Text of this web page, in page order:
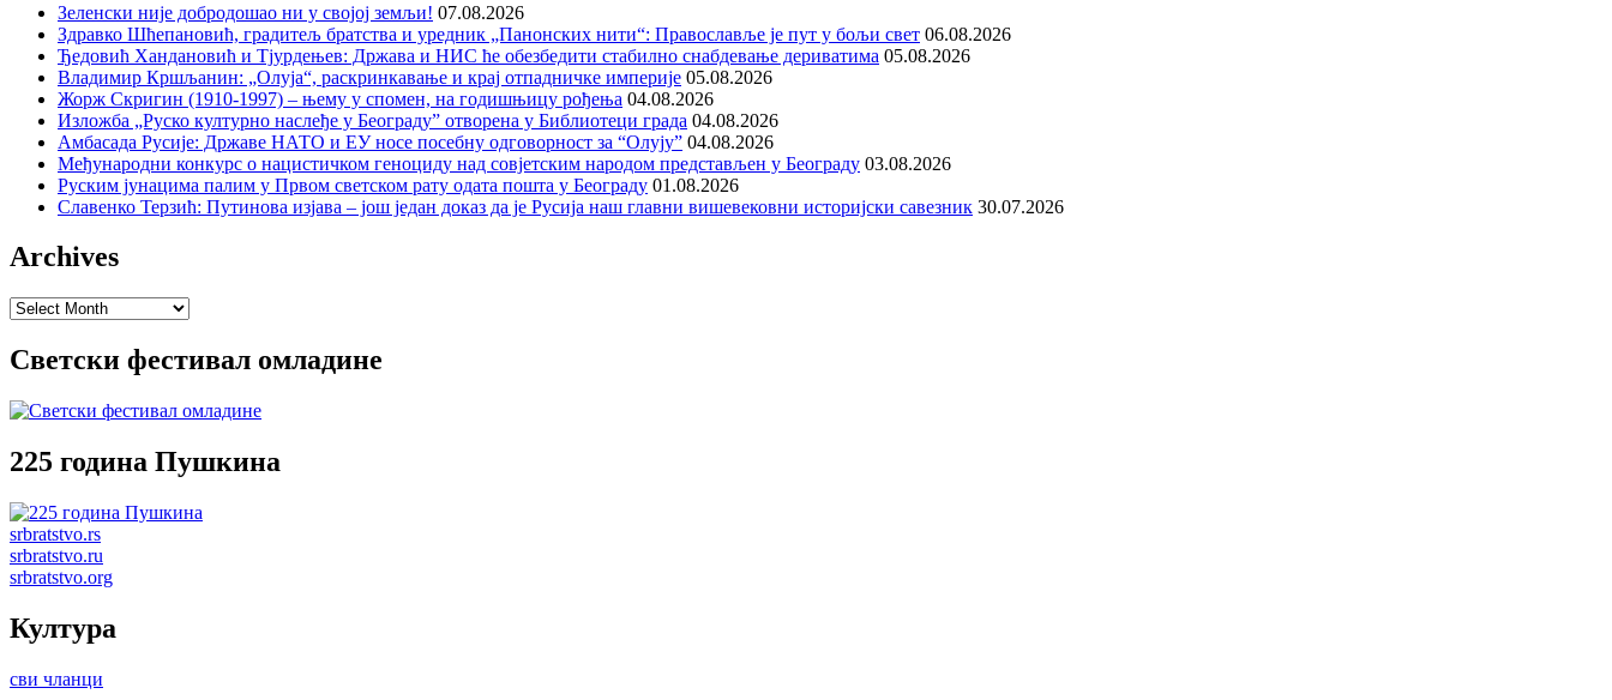
Зеленски није добродошао ни у својој земљи! 07.08.2026
Здравко Шћепановић, градитељ братства и уредник „Панонских нити“: Православље је пут у бољи свет 06.08.2026
Ђедовић Хандановић и Тјурдењев: Држава и НИС ће обезбедити стабилно снабдевање дериватима 05.08.2026
Владимир Кршљанин: „Олуја“, раскринкавање и крај отпадничке империје 05.08.2026
Жорж Скригин (1910-1997) – њему у спомен, на годишњицу рођења 04.08.2026
Изложба „Руско културно наслеђе у Београду” отворена у Библиотеци града 04.08.2026
Амбасада Русије: Државе НАТО и ЕУ носе посебну одговорност за “Олују” 04.08.2026
Међународни конкурс о нацистичком геноциду над совјетским народом представљен у Београду 03.08.2026
Руским јунацима палим у Првом светском рату одата пошта у Београду 01.08.2026
Славенко Терзић: Путинова изјава – још један доказ да је Русија наш главни вишевековни историјски савезник 30.07.2026
Archives
Archives
Светски фестивал омладине
225 година Пушкина
srbratstvo.rs
srbratstvo.ru
srbratstvo.org
Култура
сви чланци